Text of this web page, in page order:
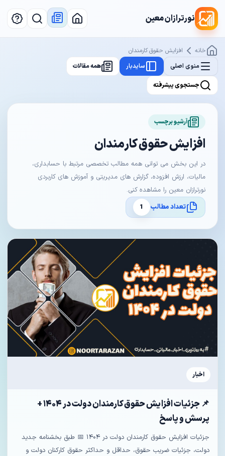
نورترازان معین
خانه
افزایش حقوق کارمندان
منوی اصلی
سایدبار همه مقالات
جستجوی پیشرفته
آرشیو برچسب
افزایش حقوق کارمندان
در این بخش می توانی همه مطالب تخصصی مرتبط با حسابداری،
مالیات، ارزش افزوده، گزارش های مدیریتی و آموزش های کاربردی
نورترازان معین را مشاهده کنی.
تعداد مطالب
1
اخبار
📌 جزئیات افزایش حقوق کارمندان دولت در ۱۴۰۴ +
پرسش و پاسخ
جزئیات افزایش حقوق کارمندان دولت در ۱۴۰۴ 📅 طبق بخشنامه جدید
دولت، جزئیات ضریب حقوق، حداقل و حداکثر حقوق کارکنان دولت و